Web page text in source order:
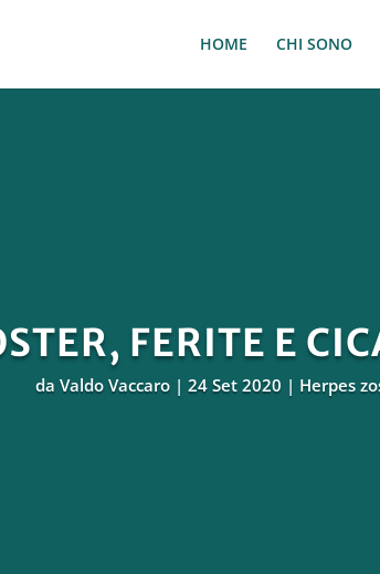
HOME CHI SONO
FERITE E
da Valdo Vaccaro 24 Set 2020 Herpes